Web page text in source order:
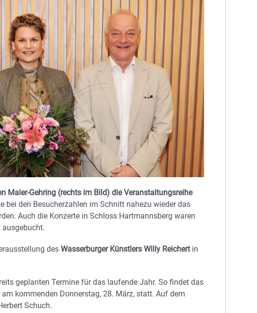
Maier-Gehring (rechts im Bild) die Veranstaltungsreihe
bei den Besucherzahlen im Schnitt nahezu wieder das
Auch die Konzerte in Schloss Hartmannsberg waren
ausgebucht.
des Wasserburger Künstlers Willy Reichertin
geplanten Termine für das laufende Jahr. So findet das
kommenden Donnerstag, 28. März, statt. Auf dem
Schuch.